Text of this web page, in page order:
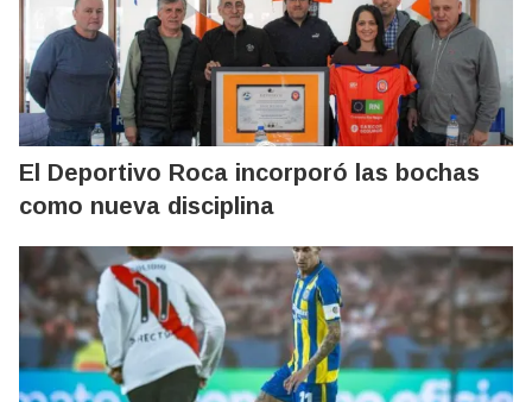
El Deportivo Roca incorporó las bochas
como nueva disciplina